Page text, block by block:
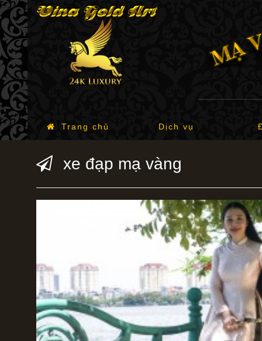
Trang chủ Dịch vụ
xe đạp mạ vàng